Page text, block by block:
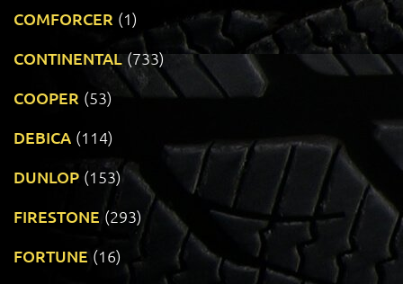
COMFORCER (1)
CONTINENTAL (733)
COOPER (53)
DEBICA (114)
DUNLOP (153)
FIRESTONE (293)
FORTUNE (16)